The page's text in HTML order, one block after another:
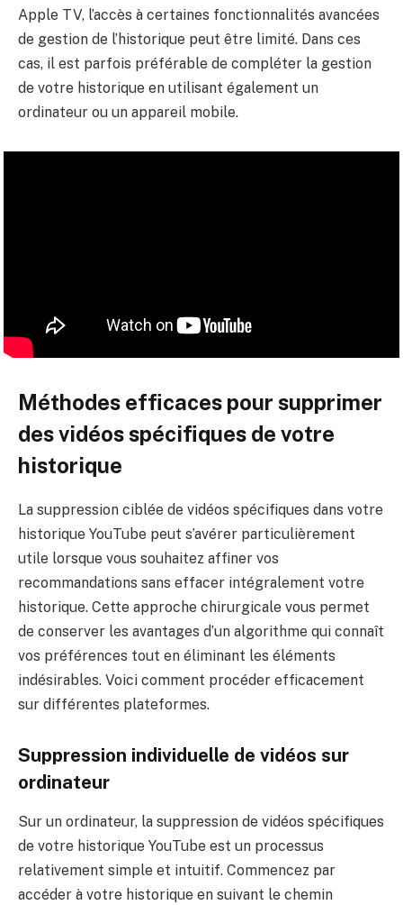
Apple TV, l’accès à certaines fonctionnalités avancées
de gestion de l’historique peut être limité. Dans ces
cas, il est parfois préférable de compléter la gestion
de votre historique en utilisant également un
ordinateur ou un appareil mobile.
Méthodes efficaces pour supprimer
des vidéos spécifiques de votre
historique
La suppression ciblée de vidéos spécifiques dans votre
historique YouTube peut s’avérer particulièrement
utile lorsque vous souhaitez affiner vos
recommandations sans effacer intégralement votre
historique. Cette approche chirurgicale vous permet
de conserver les avantages d’un algorithme qui connaît
vos préférences tout en éliminant les éléments
indésirables. Voici comment procéder efficacement
sur différentes plateformes.
Suppression individuelle de vidéos sur
ordinateur
Sur un ordinateur, la suppression de vidéos spécifiques
de votre historique YouTube est un processus
relativement simple et intuitif. Commencez par
accéder à votre historique en suivant le chemin